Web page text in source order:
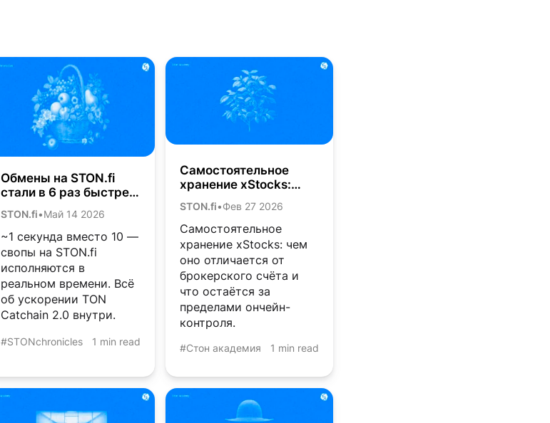
Обмены на STON.fi
стали в 6 раз быстрее
обновлению TON
Catchain 2.0
STON.fi•Май 14 2026
~1 секунда вместо 10 —
свопы на STON.fi
исполняются в
реальном времени. Всё
об ускорении TON
Catchain 2.0 внутри.
#STONchronicles 1 min read
Самостоятельное
хранение xStocks:
токенизированные
представления
рыночных активов в
вашем кошельке
STON.fi•Фев 27 2026
Самостоятельное
хранение xStocks: чем
оно отличается от
брокерского счёта и
что остаётся за
пределами ончейн-
контроля.
#Стон академия 1 min read